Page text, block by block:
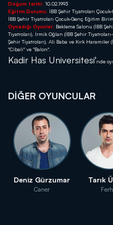
Doğum tarihi: 10.02.1993
Eğitim Durumu: İBB Şehir Tiyatroları
İBB Şehir Tiyatroları Çocuk-Genç Eğitim
Oynadığı Oyunlar: Bekleme Salonu (İBB
Tiyatroları), İrmik Oğlan (İBB Şehir
Şehir Tiyatroları), Ali Baba ve Kırk Haramiler
"Cibali" ve "Balon".
Kadir Has Universitesi'nde
DİĞER OYUNCULAR
Deniz Gürzumar
Caner
Tarık